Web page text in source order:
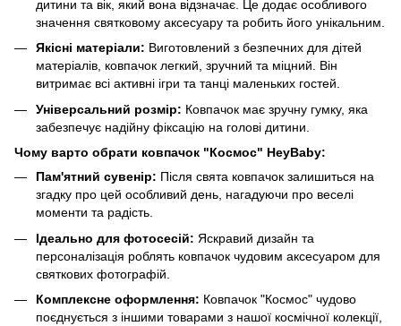
дитини та вік, який вона відзначає. Це додає особливого
значення святковому аксесуару та робить його унікальним.
Якісні матеріали: Виготовлений з безпечних для дітей
матеріалів, ковпачок легкий, зручний та міцний. Він
витримає всі активні ігри та танці маленьких гостей.
Універсальний розмір: Ковпачок має зручну гумку, яка
забезпечує надійну фіксацію на голові дитини.
Чому варто обрати ковпачок "Космос" HeyBaby:
Пам'ятний сувенір: Після свята ковпачок залишиться на
згадку про цей особливий день, нагадуючи про веселі
моменти та радість.
Ідеально для фотосесій: Яскравий дизайн та
персоналізація роблять ковпачок чудовим аксесуаром для
святкових фотографій.
Комплексне оформлення: Ковпачок "Космос" чудово
поєднується з іншими товарами з нашої космічної колекції,